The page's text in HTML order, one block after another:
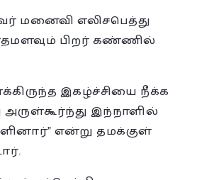
மனைவி எலிசபெத்து
பிறர் கண்ணில்
இகழ்ச்சியை நீக்க
இந்நாளில்
என்று தமக்குள்